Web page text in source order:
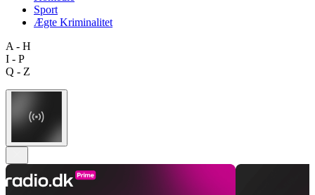
Sport
Ægte Kriminalitet
A - H
I - P
Q - Z